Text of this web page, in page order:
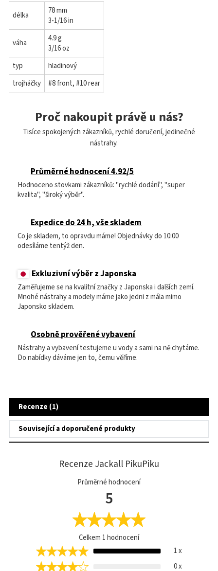
délka
78 mm
3-1/16 in
váha
4.9 g
3/16 oz
typ
hladinový
trojháčky
#8 front, #10 rear
Proč nakoupit právě u nás?
Tisíce spokojených zákazníků, rychlé doručení, jedinečné
nástrahy.
Průměrné hodnocení 4.92/5
Hodnoceno stovkami zákazníků: "rychlé dodání", "super
kvalita", "široký výběr".
Expedice do 24 h, vše skladem
Co je skladem, to opravdu máme! Objednávky do 10:00
odesíláme tentýž den.
Exkluzivní výběr z Japonska
Zaměřujeme se na kvalitní značky z Japonska i dalších zemí.
Mnohé nástrahy a modely máme jako jedni z mála mimo
Japonsko skladem.
Osobně prověřené vybavení
Nástrahy a vybavení testujeme u vody a sami na ně chytáme.
Do nabídky dáváme jen to, čemu věříme.
Recenze (1)
Související a doporučené produkty
Recenze Jackall PikuPiku
Průměrné hodnocení
5
Celkem 1hodnocení
1 x
0 x